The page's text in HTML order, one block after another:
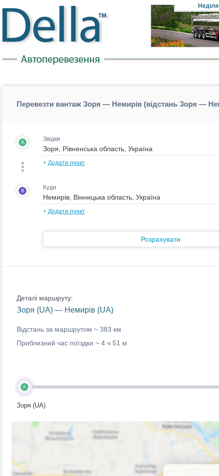
Неділя
Перевезти вантаж Зоря — Немирів (відстань Зоря —
A Звідки
+ Додати пункт
B Куди
+ Додати пункт
Розрахувати
Деталі маршруту:
Зоря (UA) — Немирів (UA)
Відстань за маршрутом ~ 383 км
Приблизний час поїздки ~ 4 ч 51 м
A
Зоря (UA)